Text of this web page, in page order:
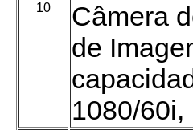
10
Câmera
de
1080/60i,